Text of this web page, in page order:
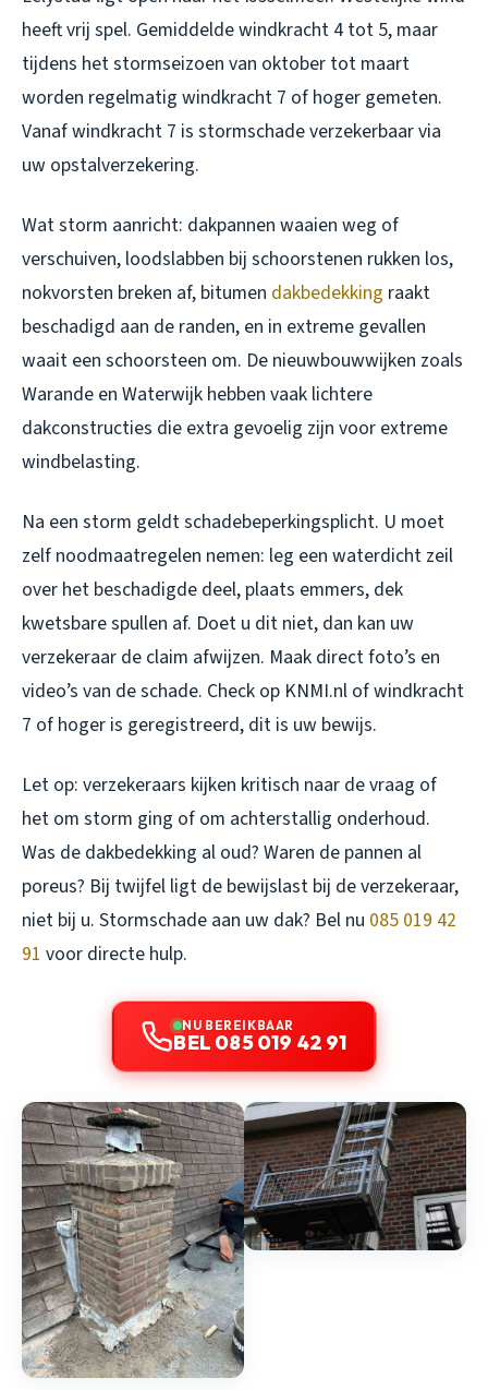
heeft vrij spel. Gemiddelde windkracht 4 tot 5, maar
tijdens het stormseizoen van oktober tot maart
worden regelmatig windkracht 7 of hoger gemeten.
Vanaf windkracht 7 is stormschade verzekerbaar via
uw opstalverzekering.
Wat storm aanricht: dakpannen waaien weg of
verschuiven, loodslabben bij schoorstenen rukken los,
nokvorsten breken af, bitumen dakbedekking raakt
beschadigd aan de randen, en in extreme gevallen
waait een schoorsteen om. De nieuwbouwwijken zoals
Warande en Waterwijk hebben vaak lichtere
dakconstructies die extra gevoelig zijn voor extreme
windbelasting.
Na een storm geldt schadebeperkingsplicht. U moet
zelf noodmaatregelen nemen: leg een waterdicht zeil
over het beschadigde deel, plaats emmers, dek
kwetsbare spullen af. Doet u dit niet, dan kan uw
verzekeraar de claim afwijzen. Maak direct foto’s en
video’s van de schade. Check op KNMI.nl of windkracht
7 of hoger is geregistreerd, dit is uw bewijs.
Let op: verzekeraars kijken kritisch naar de vraag of
het om storm ging of om achterstallig onderhoud.
Was de dakbedekking al oud? Waren de pannen al
poreus? Bij twijfel ligt de bewijslast bij de verzekeraar,
niet bij u. Stormschade aan uw dak? Bel nu 085 019 42
91 voor directe hulp.
NU BEREIKBAAR
BEL 085 019 42 91